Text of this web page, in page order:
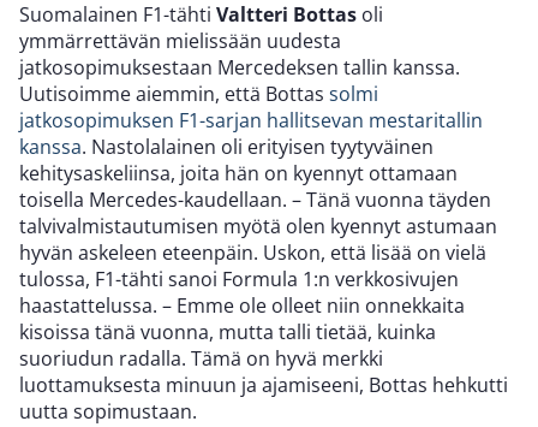
Suomalainen F1-tähti Valtteri Bottas oli
ymmärrettävän mielissään uudesta
jatkosopimuksestaan Mercedeksen tallin kanssa.
Uutisoimme aiemmin, että Bottas solmi
jatkosopimuksen F1-sarjan hallitsevan mestaritallin
kanssa. Nastolalainen oli erityisen tyytyväinen
kehitysaskeliinsa, joita hän on kyennyt ottamaan
toisella Mercedes-kaudellaan. – Tänä vuonna täyden
talvivalmistautumisen myötä olen kyennyt astumaan
hyvän askeleen eteenpäin. Uskon, että lisää on vielä
tulossa, F1-tähti sanoi Formula 1:n verkkosivujen
haastattelussa. – Emme ole olleet niin onnekkaita
kisoissa tänä vuonna, mutta talli tietää, kuinka
suoriudun radalla. Tämä on hyvä merkki
luottamuksesta minuun ja ajamiseeni, Bottas hehkutti
uutta sopimustaan.